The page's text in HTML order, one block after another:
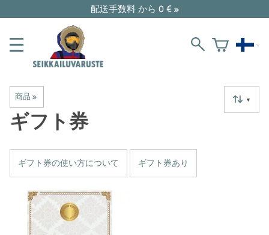
配送手数料 から 0 € »
商品 ‪» ▼
ギフト券
ギフト券の使い方について ギフト券あり